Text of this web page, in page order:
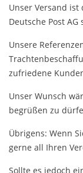
Unser Versand
Deutsche Post
Unsere
zufriedene
Unser Wunsch
begrüßen zu
Übrigens: Wenn
gerne all Ihren
Sollte es jedoch